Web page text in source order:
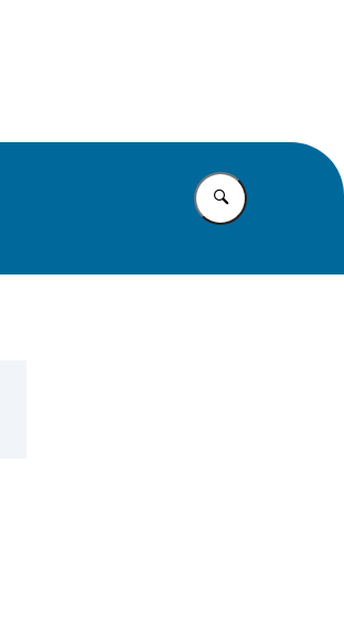
Vul in wat u